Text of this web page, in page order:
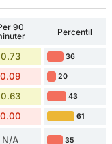
90
Percentil
0.73 36
0.09 20
0.63 43
0.00 61
N/A 35